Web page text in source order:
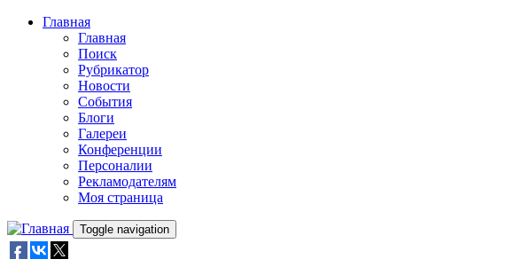
Skip to main content
Главная
Главная
Поиск
Рубрикатор
Новости
События
Блоги
Галереи
Конференции
Персоналии
Рекламодателям
Моя страница
Toggle navigation